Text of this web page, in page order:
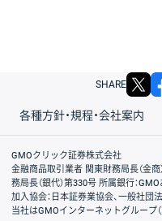
SHARE
各種方針・規程・会社案内
取引規程・約款
サイトマップ
その他のご案内
個人情報保護方針
最良執行方針
サイトのご利用について
ディスクレイマー
信託保全
リスク説明
会社案内
GMOクリック証券株式会社
金融商品取引業者 関東財務局長（金
務局長（銀代）第330号 所属銀行：
加入協会：日本証券業協会、一般社
当社はGMOインターネットグループ